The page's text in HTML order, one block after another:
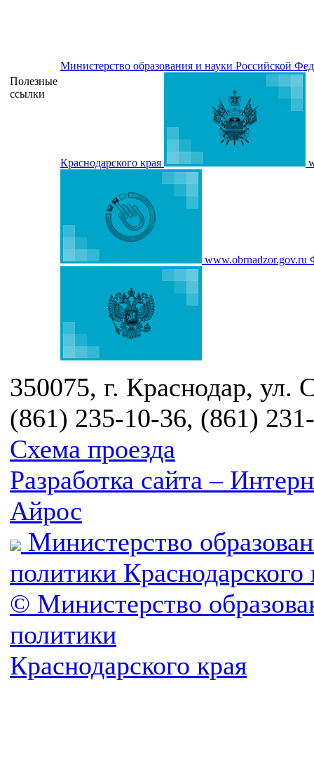
Полезные
ссылки
Министерство образования и науки Российской
Краснодарского края
www.obrnadzor.gov.ru
350075, г. Краснодар, ул.
(861) 235-10-36, (861)
Схема проезда
Разработка сайта –
Айрос
Министерство
политики Краснодарского
© Министерство
политики
Краснодарского края